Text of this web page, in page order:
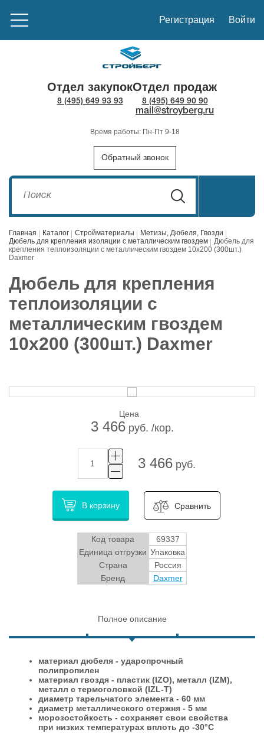
Регистрация Войти
Отдел закупок
8 (495) 649 93 93
Отдел продаж
8 (495) 649 90 90
mail@stroyberg.ru
Время работы: Пн-Пт 9-18
Обратный звонок
Главная Каталог Стройматериалы
Метизы, Дюбеля, Гвозди
Дюбель для крепления изоляции с металлическим гвоздем
Дюбель для
крепления теплоизоляции с металлическим гвоздем 10х200 (300шт.)
Daxmer
Дюбель для крепления
теплоизоляции с
металлическим гвоздем
10х200 (300шт.) Daxmer
Цена
3 466руб. /кор.
3 466руб.
В корзину Сравнить
Код товара
69337
Единица отгрузки Упаковка
Страна
Россия
Бренд
Daxmer
Полное описание
материал дюбеля - ударопрочный
полипропилен
материал гвоздя - пластик (IZO), металл (IZM),
металл с термоголовкой (IZL-T)
диаметр тарельчатого элемента - 60 мм
диаметр металлического стержня - 5 мм
морозостойкость - сохраняет свои свойства
при низких температурах вплоть до -30°C